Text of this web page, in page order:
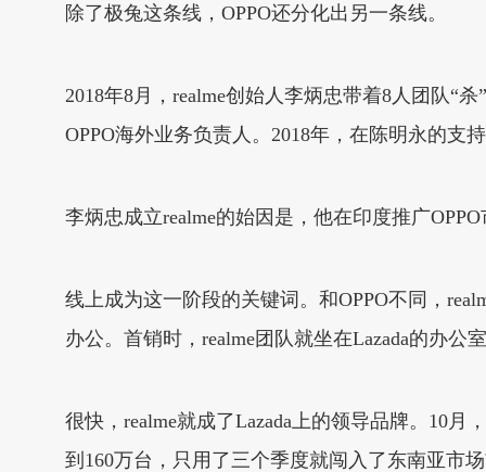
除了极兔这条线，OPPO还分化出另一条线。
2018年8月，realme创始人李炳忠带着8人团队“
OPPO海外业务负责人。2018年，在陈明永的支
李炳忠成立realme的始因是，他在印度推广
线上成为这一阶段的关键词。和OPPO不同，
办公。首销时，realme团队就坐在Lazada的办公
很快，realme就成了Lazada上的领导品牌。10月
到160万台，只用了三个季度就闯入了东南亚市